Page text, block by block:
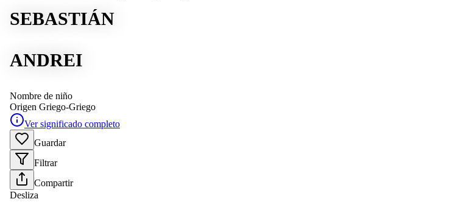
SEBASTIÁN
ANDREI
Nombre de niño
Origen Griego-Griego
Ver significado completo
Guardar
Filtrar
Compartir
Desliza